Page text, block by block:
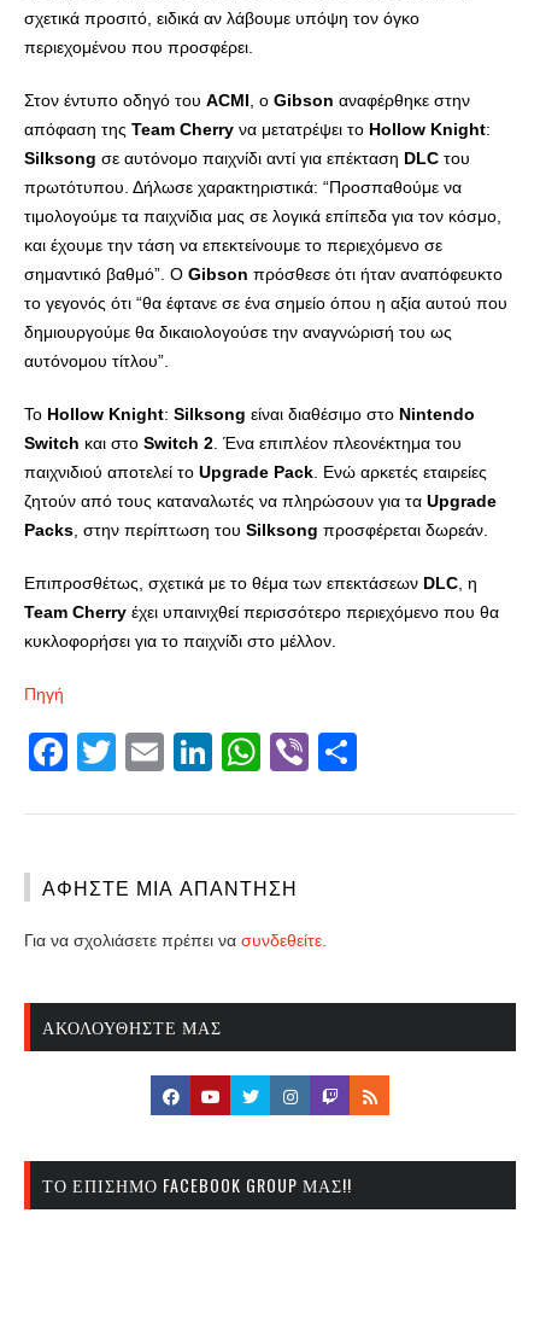
σχετικά προσιτό, ειδικά αν λάβουμε υπόψη τον όγκο
περιεχομένου που προσφέρει.
Στον έντυπο οδηγό του ACMI , ο Gibson αναφέρθηκε στην
απόφαση της Team Cherry να μετατρέψει το Hollow Knight:
Silksong σε αυτόνομο παιχνίδι αντί για επέκταση DLC του
πρωτότυπου. Δήλωσε χαρακτηριστικά: “Προσπαθούμε να
τιμολογούμε τα παιχνίδια μας σε λογικά επίπεδα για τον κόσμο,
και έχουμε την τάση να επεκτείνουμε το περιεχόμενο σε
σημαντικό βαθμό”. Ο Gibson πρόσθεσε ότι ήταν αναπόφευκτο
το γεγονός ότι “θα έφτανε σε ένα σημείο όπου η αξία αυτού που
δημιουργούμε θα δικαιολογούσε την αναγνώρισή του ως
αυτόνομου τίτλου”.
Το Hollow Knight: Silksong είναι διαθέσιμο στο Nintendo
Switch και στο Switch 2 . Ένα επιπλέον πλεονέκτημα του
παιχνιδιού αποτελεί το Upgrade Pack . Ενώ αρκετές εταιρείες
ζητούν από τους καταναλωτές να πληρώσουν για τα Upgrade
Packs , στην περίπτωση του Silksong προσφέρεται δωρεάν.
Επιπροσθέτως, σχετικά με το θέμα των επεκτάσεων DLC , η
Team Cherry έχει υπαινιχθεί περισσότερο περιεχόμενο που θα
κυκλοφορήσει για το παιχνίδι στο μέλλον.
Πηγή
Facebook
Twitter
EmailLinkedIn
WhatsApp
Viber
ΑΦΉΣΤΕ ΜΙΑ ΑΠΆΝΤΗΣΗ
Για να σχολιάσετε πρέπει να συνδεθείτε
ΑΚΟΛΟΥΘΉΣΤΕ ΜΑΣ
ΤΟ ΕΠΊΣΗΜΟ FACEBOOK GROUP ΜΑΣ!!